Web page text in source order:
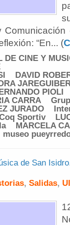
“En... (
DE CINE Y
DAVID
PIOLI
CARRA
JURADO
Sportiv
MARCELA
museo
de San
, Salidas,